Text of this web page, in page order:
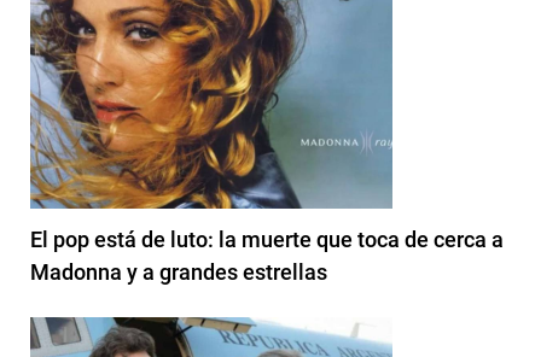
El pop está de luto: la muerte que toca de cerca a
Madonna y a grandes estrellas